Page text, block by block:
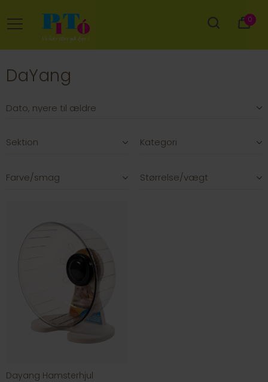
0
DaYang
Sektion Kategori
Farve/smag Størrelse/vægt
Dayang Hamsterhjul